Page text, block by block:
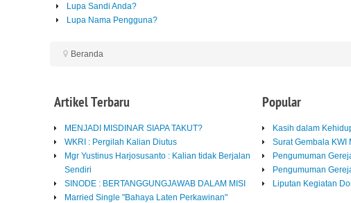
Lupa Sandi Anda?
Lupa Nama Pengguna?
Beranda
ArtikelTerbaru
MENJADI MISDINAR SIAPA TAKUT?
WKRI : Pergilah Kalian Diutus
Mgr Yustinus Harjosusanto : Kalian tidak Berjalan
Sendiri
SINODE : BERTANGGUNGJAWAB DALAM MISI
Married Single "Bahaya Laten Perkawinan"
Popular
Kasih dalam
Surat Gembala KWI
Pengumuman
Pengumuman
Liputan Kegiatan